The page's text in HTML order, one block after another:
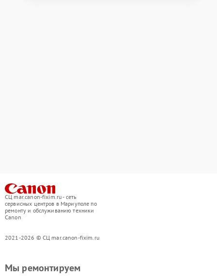
СЦ mar.canon-fixim.ru - сеть
сервисных центров в Мариуполе по
ремонту и обслуживанию техники
Canon
2021-2026 © СЦ mar.canon-fixim.ru
Мы ремонтируем